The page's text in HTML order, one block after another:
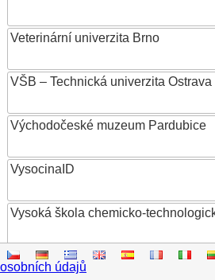
Veterinární univerzita Brno
VŠB – Technická univerzita Ostrava
Východočeské muzeum Pardubice
VysocinaID
Vysoká škola chemicko-
Vysoká škola ekonomická v Praze
osobních údajů